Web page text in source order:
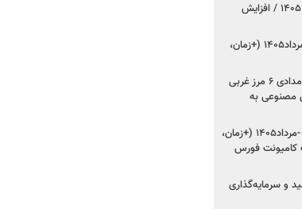
اعلام قیمت جدید پارس نوا در مرداد ۱۴۰۵ / افزایش
شروع فروش کشنده و کامیون فاو -مرداد۱۴۰۵ (+زمان،
مدیرعامل امدادخودروسایپا: پوشش امدادی ۶ مرز غربی
و هوش مصنوعی به
شروع فروش ۸ محصول بهمن دیزل -مرداد۱۴۰۵ (+زمان،
کامیونت فورس
و سرمایه‌گذاری